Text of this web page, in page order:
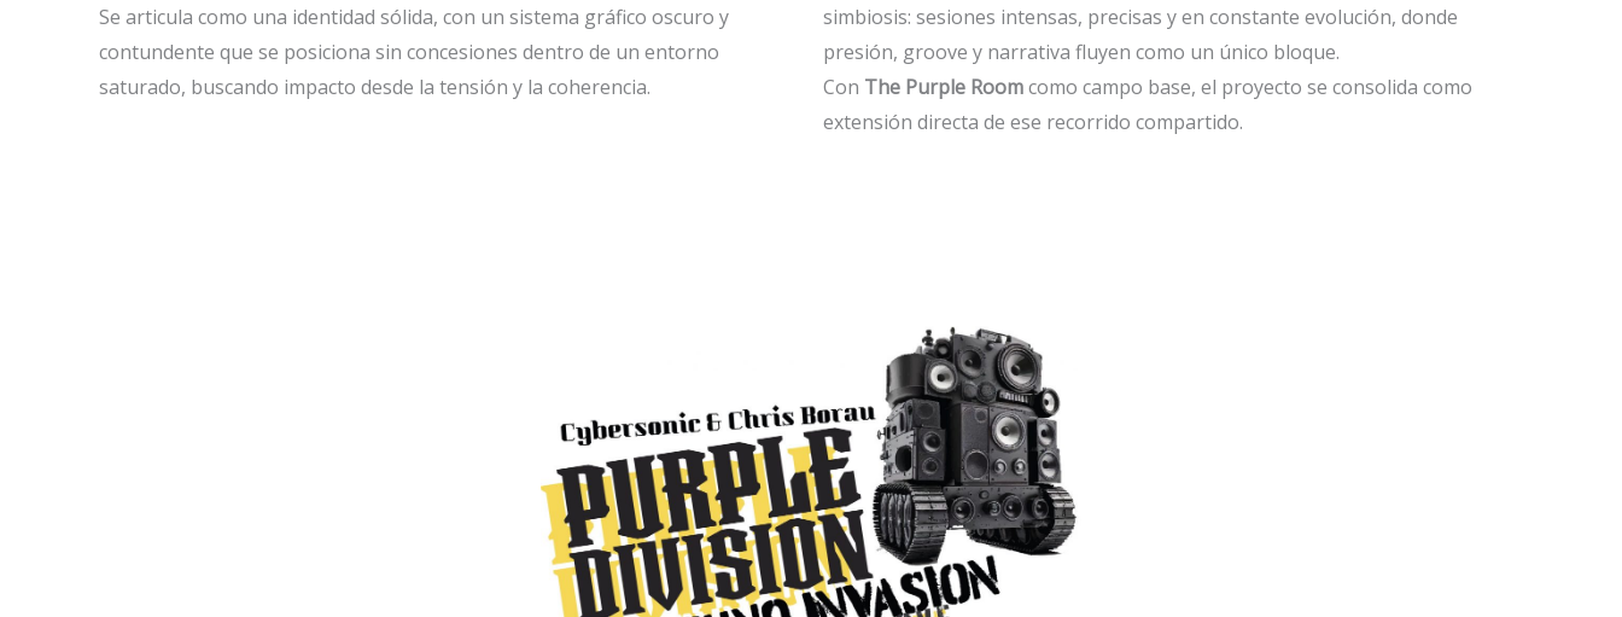
Se articula como una identidad sólida, con un sistema gráfico oscuro y
contundente que se posiciona sin concesiones dentro de un entorno
saturado, buscando impacto desde la tensión y la coherencia.
simbiosis: sesiones intensas, precisas y en constante evolución, donde
presión, groove y narrativa fluyen como un único bloque.
Con The Purple Roomcomo campo base, el proyecto se consolida como
extensión directa de ese recorrido compartido.